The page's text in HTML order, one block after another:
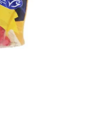
natural Mr
cápsulas de